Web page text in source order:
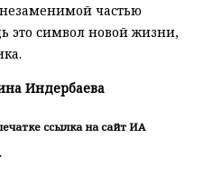
незаменимой частью
это символ новой жизни,
Индербаева
ссылка на сайт ИА